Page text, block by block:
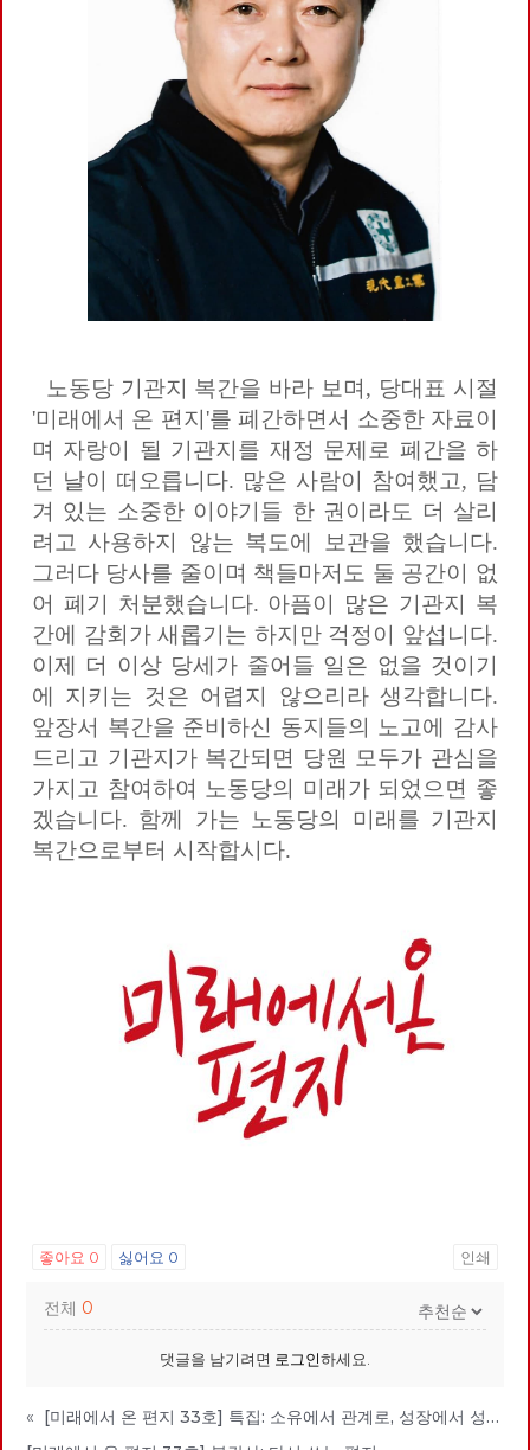
노동당 기관지 복간을 바라 보며, 당대표 시절
'미래에서 온 편지'를 폐간하면서 소중한 자료이
며 자랑이 될 기관지를 재정 문제로 폐간을 하
던 날이 떠오릅니다. 많은 사람이 참여했고, 담
겨 있는 소중한 이야기들 한 권이라도 더 살리
려고 사용하지 않는 복도에 보관을 했습니다.
그러다 당사를 줄이며 책들마저도 둘 공간이 없
어 폐기 처분했습니다. 아픔이 많은 기관지 복
간에 감회가 새롭기는 하지만 걱정이 앞섭니다.
이제 더 이상 당세가 줄어들 일은 없을 것이기
에 지키는 것은 어렵지 않으리라 생각합니다.
앞장서 복간을 준비하신 동지들의 노고에 감사
드리고 기관지가 복간되면 당원 모두가 관심을
가지고 참여하여 노동당의 미래가 되었으면 좋
겠습니다. 함께 가는 노동당의 미래를 기관지
복간으로부터 시작합시다.
좋아요 0 싫어요 0 인쇄
전체 0
댓글을 남기려면 로그인하세요.
«
[미래에서 온 편지 33호] 특집: 소유에서 관계로, 성장에서 성숙으로